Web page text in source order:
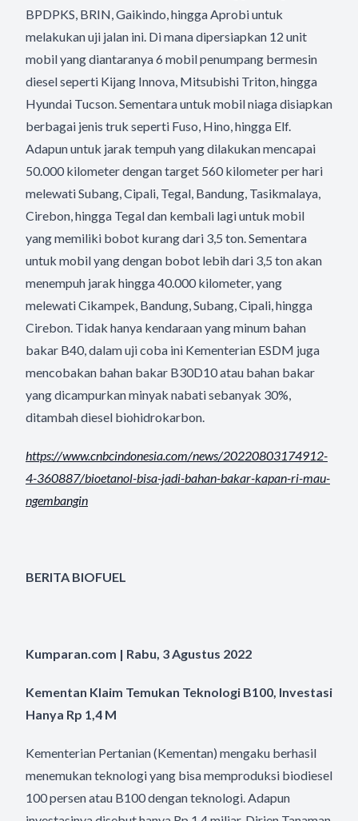
BPDPKS, BRIN, Gaikindo, hingga Aprobi untuk
melakukan uji jalan ini. Di mana dipersiapkan 12 unit
mobil yang diantaranya 6 mobil penumpang bermesin
diesel seperti Kijang Innova, Mitsubishi Triton, hingga
Hyundai Tucson. Sementara untuk mobil niaga disiapkan
berbagai jenis truk seperti Fuso, Hino, hingga Elf.
Adapun untuk jarak tempuh yang dilakukan mencapai
50.000 kilometer dengan target 560 kilometer per hari
melewati Subang, Cipali, Tegal, Bandung, Tasikmalaya,
Cirebon, hingga Tegal dan kembali lagi untuk mobil
yang memiliki bobot kurang dari 3,5 ton. Sementara
untuk mobil yang dengan bobot lebih dari 3,5 ton akan
menempuh jarak hingga 40.000 kilometer, yang
melewati Cikampek, Bandung, Subang, Cipali, hingga
Cirebon. Tidak hanya kendaraan yang minum bahan
bakar B40, dalam uji coba ini Kementerian ESDM juga
mencobakan bahan bakar B30D10 atau bahan bakar
yang dicampurkan minyak nabati sebanyak 30%,
ditambah diesel biohidrokarbon.
https://www.cnbcindonesia.com/news/20220803174912-
4-360887/bioetanol-bisa-jadi-bahan-bakar-kapan-ri-mau-
ngembangin
BERITA BIOFUEL
Kumparan.com | Rabu, 3 Agustus 2022
Kementan Klaim Temukan Teknologi B100, Investasi
Hanya Rp 1,4 M
Kementerian Pertanian (Kementan) mengaku berhasil
menemukan teknologi yang bisa memproduksi biodiesel
100 persen atau B100 dengan teknologi. Adapun